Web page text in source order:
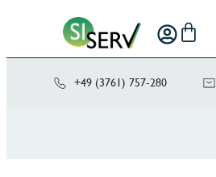
+49 (3761) 757-280